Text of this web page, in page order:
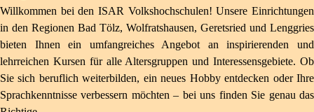
Willkommen bei den ISAR Volkshochschulen! Unsere Einrichtungen
in den Regionen Bad Tölz, Wolfratshausen, Geretsried und Lenggries
bieten Ihnen ein umfangreiches Angebot an inspirierenden und
lehrreichen Kursen für alle Altersgruppen und Interessensgebiete. Ob
Sie sich beruflich weiterbilden, ein neues Hobby entdecken oder Ihre
Sprachkenntnisse verbessern möchten – bei uns finden Sie genau das